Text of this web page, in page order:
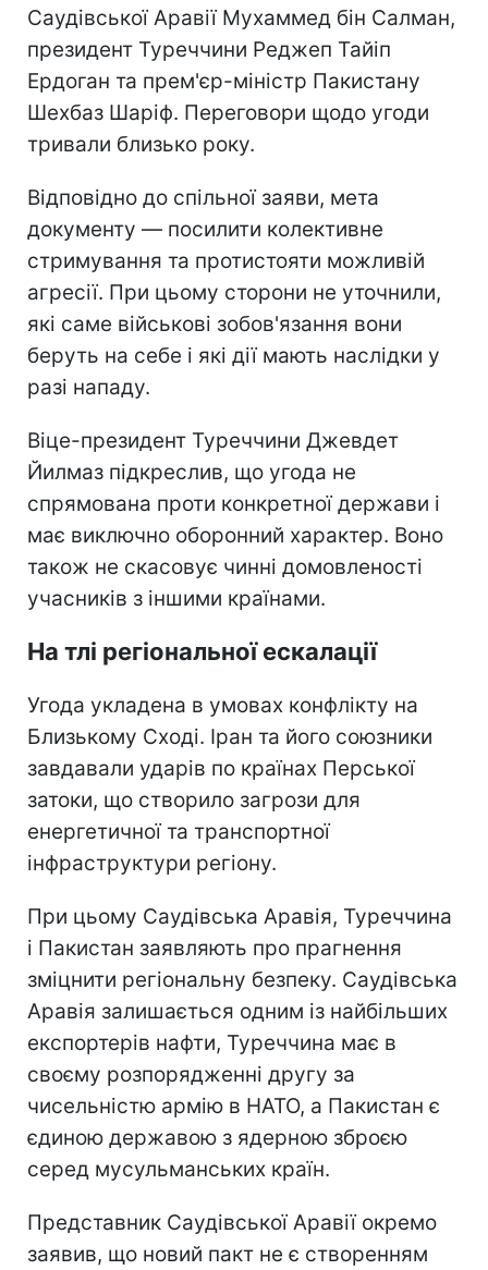
Саудівської Аравії Мухаммед бін Салман,
президент Туреччини Реджеп Тайіп
Ердоган та прем'єр-міністр Пакистану
Шехбаз Шаріф. Переговори щодо угоди
тривали близько року.
Відповідно до спільної заяви, мета
документу — посилити колективне
стримування та протистояти можливій
агресії. При цьому сторони не уточнили,
які саме військові зобов'язання вони
беруть на себе і які дії мають наслідки у
разі нападу.
Віце-президент Туреччини Джевдет
Йилмаз підкреслив, що угода не
спрямована проти конкретної держави і
має виключно оборонний характер. Воно
також не скасовує чинні домовленості
учасників з іншими країнами.
На тлі регіональної ескалації
Угода укладена в умовах конфлікту на
Близькому Сході. Іран та його союзники
завдавали ударів по країнах Перської
затоки, що створило загрози для
енергетичної та транспортної
інфраструктури регіону.
При цьому Саудівська Аравія, Туреччина
і Пакистан заявляють про прагнення
зміцнити регіональну безпеку. Саудівська
Аравія залишається одним із найбільших
експортерів нафти, Туреччина має в
своєму розпорядженні другу за
чисельністю армію в НАТО, а Пакистан є
єдиною державою з ядерною зброєю
серед мусульманських країн.
Представник Саудівської Аравії окремо
заявив, що новий пакт не є створенням